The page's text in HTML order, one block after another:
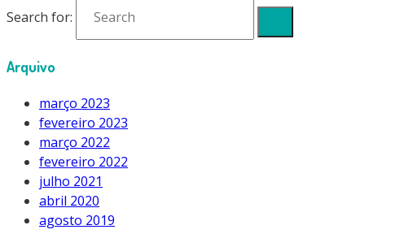
Search for:
Arquivo
março 2023
fevereiro 2023
março 2022
fevereiro 2022
julho 2021
abril 2020
agosto 2019